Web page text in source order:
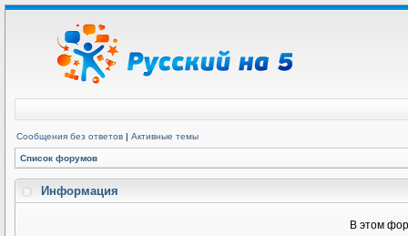
Сообщения без ответов | Активные темы
Список форумов
Информация
В этом